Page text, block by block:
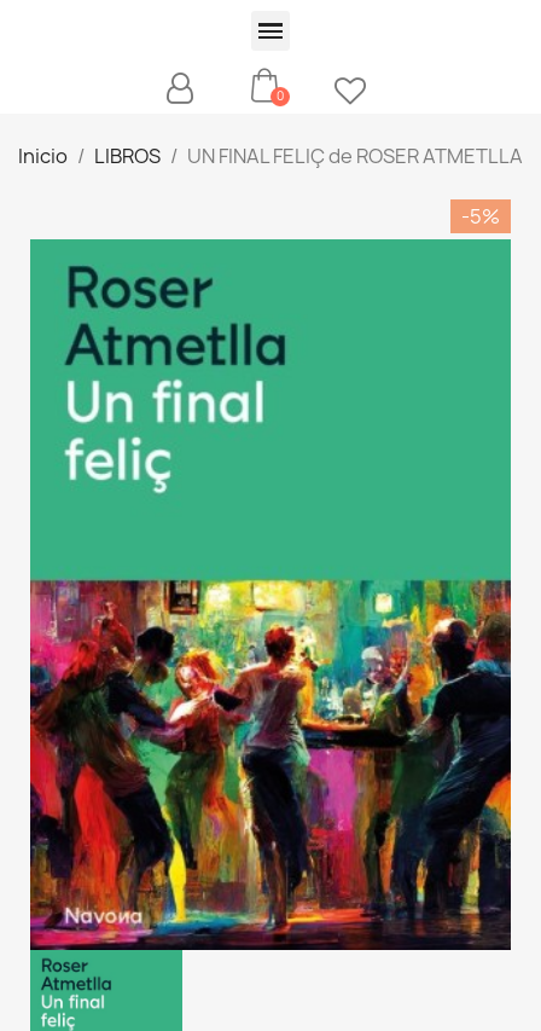
Inicio LIBROS UN FINAL FELIÇ de ROSER ATMETLLA
-5%